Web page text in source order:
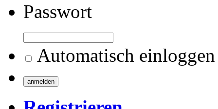
Passwort
Automatisch einloggen